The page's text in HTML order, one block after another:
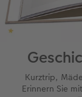
Kurztrip,
Erinnern Sie